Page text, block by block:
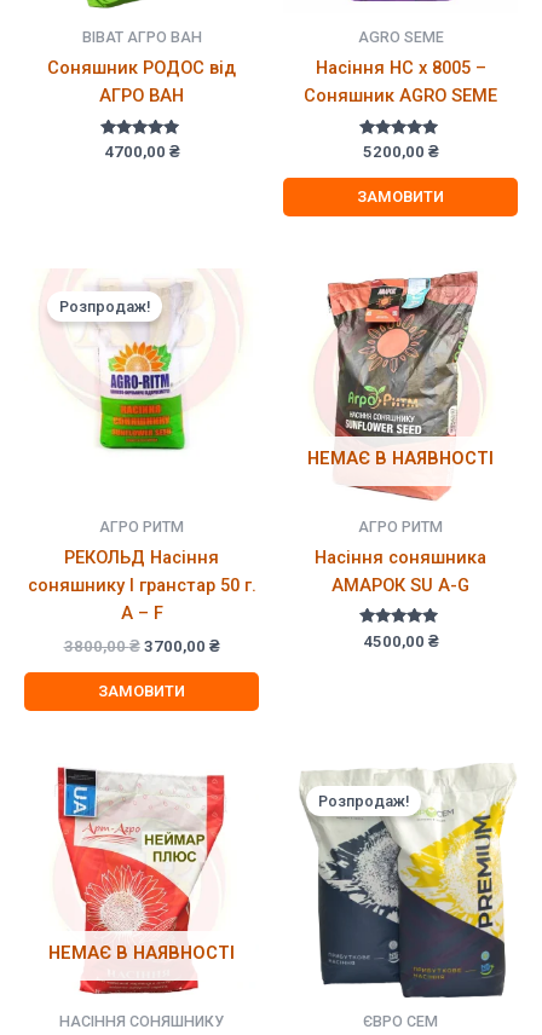
ВІВАТ АГРО ВАН
Соняшник РОДОС від
АГРО ВАН
Оцінено в
5.00
4700,00 ₴
AGRO SEME
Насіння НС х 8005 –
Соняшник AGRO SEME
Оцінено в
5.00
з 5
5200,00 ₴
ЗАМОВИТИ
Розпродаж!
АГРО РИТМ
РЕКОЛЬД Насіння
соняшнику І гранстар 50 г.
A – F
3800,00₴ Оригінальна
3800,00 ₴.
3700,00 ₴Поточна
ЗАМОВИТИ
НЕМАЄ В НАЯВНОСТІ
АГРО РИТМ
Насіння соняшника
АМАРОК SU A-G
Оцінено в
5.00
4500,00 ₴
НЕМАЄ В НАЯВНОСТІ
НАСІННЯ СОНЯШНИКУ
Розпродаж!
ЄВРО СЕМ